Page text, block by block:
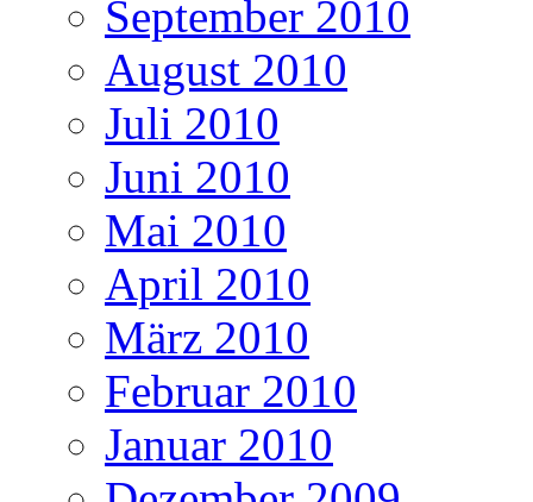
September 2010
August 2010
Juli 2010
Juni 2010
Mai 2010
April 2010
März 2010
Februar 2010
Januar 2010